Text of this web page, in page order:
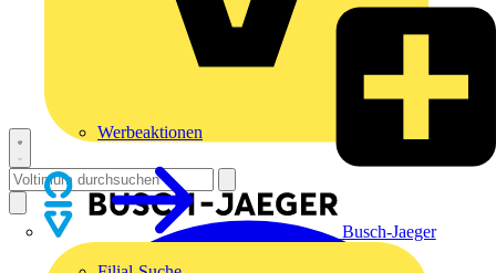
Busch-Jaeger
Werbeaktionen